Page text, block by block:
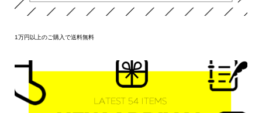
1万円以上のご購入で送料無料